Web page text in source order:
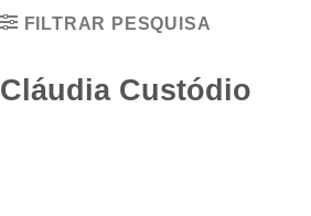
FILTRAR PESQUISA
Cláudia Custódio